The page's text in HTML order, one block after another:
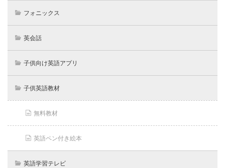
フォニックス
英会話
子供向け英語アプリ
子供英語教材
無料教材
英語ペン付き絵本
英語学習テレビ